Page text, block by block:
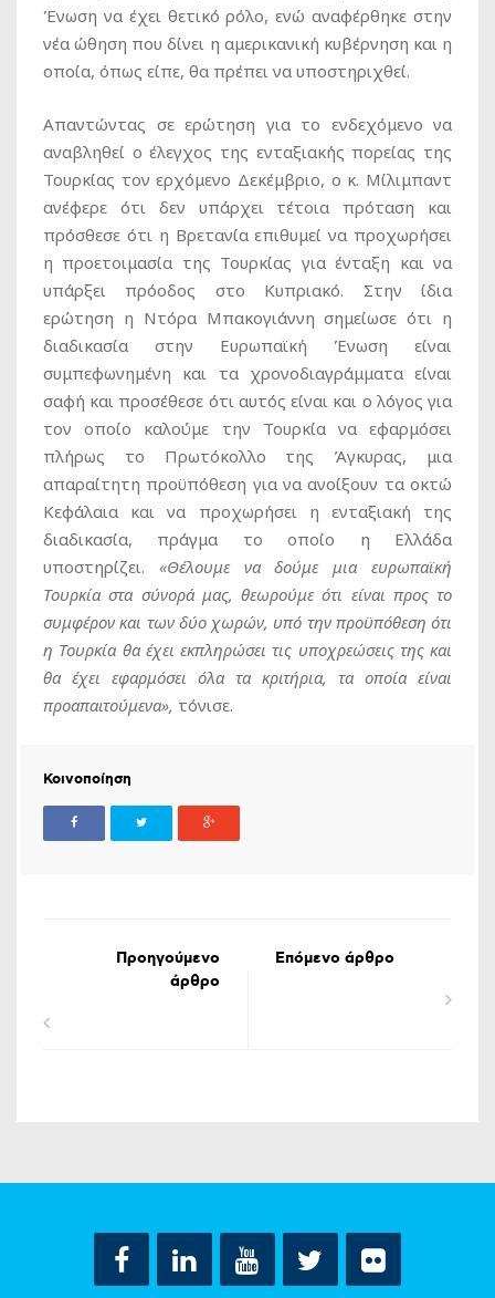
Ένωση να έχει θετικό ρόλο, ενώ αναφέρθηκε στην
νέα ώθηση που δίνει η αμερικανική κυβέρνηση και η
οποία, όπως είπε, θα πρέπει να υποστηριχθεί.
Απαντώντας σε ερώτηση για το ενδεχόμενο να
αναβληθεί ο έλεγχος της ενταξιακής πορείας της
Τουρκίας τον ερχόμενο Δεκέμβριο, ο κ. Μίλιμπαντ
ανέφερε ότι δεν υπάρχει τέτοια πρόταση και
πρόσθεσε ότι η Βρετανία επιθυμεί να προχωρήσει
η προετοιμασία της Τουρκίας για ένταξη και να
υπάρξει πρόοδος στο Κυπριακό. Στην ίδια
ερώτηση η Ντόρα Μπακογιάννη σημείωσε ότι η
διαδικασία στην Ευρωπαϊκή Ένωση είναι
συμπεφωνημένη και τα χρονοδιαγράμματα είναι
σαφή και προσέθεσε ότι αυτός είναι και ο λόγος για
τον οποίο καλούμε την Τουρκία να εφαρμόσει
πλήρως το Πρωτόκολλο της Άγκυρας, μια
απαραίτητη προϋπόθεση για να ανοίξουν τα οκτώ
Κεφάλαια και να προχωρήσει η ενταξιακή της
διαδικασία, πράγμα το οποίο η Ελλάδα
υποστηρίζει. «Θέλουμε να δούμε μια ευρωπαϊκή
Τουρκία στα σύνορά μας, θεωρούμε ότι είναι προς το
συμφέρον και των δύο χωρών, υπό την προϋπόθεση ότι
η Τουρκία θα έχει εκπληρώσει τις υποχρεώσεις της και
θα έχει εφαρμόσει όλα τα κριτήρια, τα οποία είναι
προαπαιτούμενα», τόνισε.
Κοινοποίηση
Προηγούμενο
άρθρο
Επόμενο άρθρο